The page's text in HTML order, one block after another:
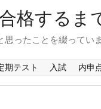
格するま
思ったことを綴ってい
期テスト 入試 内申